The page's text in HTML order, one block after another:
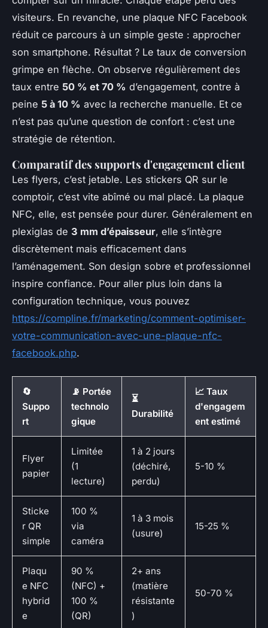
visiteurs. En revanche, une plaque NFC Facebook
réduit ce parcours à un simple geste : approcher
son smartphone. Résultat ? Le taux de conversion
grimpe en flèche. On observe régulièrement des
taux entre 50 % et 70 % d’engagement, contre à
peine 5 à 10 % avec la recherche manuelle. Et ce
n’est pas qu’une question de confort : c’est une
stratégie de rétention.
Comparatif des supports d'engagement client
Les flyers, c’est jetable. Les stickers QR sur le
comptoir, c’est vite abîmé ou mal placé. La plaque
NFC, elle, est pensée pour durer. Généralement en
plexiglas de 3 mm d’épaisseur, elle s’intègre
discrètement mais efficacement dans
l’aménagement. Son design sobre et professionnel
inspire confiance. Pour aller plus loin dans la
configuration technique, vous pouvez
https://compline.fr/marketing/comment-optimiser-
votre-communication-avec-une-plaque-nfc-
facebook.php.
🔄
Suppo
rt
📡 Portée
technolo
gique
⏳
Durabilité
📈 Taux
d'engagem
ent estimé
Flyer
papier
Limitée
(1
lecture)
1 à 2 jours
(déchiré,
perdu)
5-10 %
Sticke
r QR
simple
100 %
via
caméra
1 à 3 mois
(usure)
15-25 %
Plaqu
e NFC
hybrid
e
90 %
(NFC) +
100 %
(QR)
2+ ans
(matière
résistante
)
50-70 %